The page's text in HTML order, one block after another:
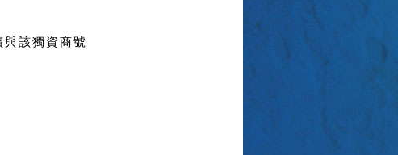
該獨資商號